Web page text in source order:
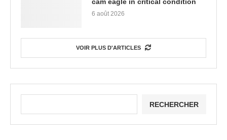
cam eagle in critical condition
6 août 2026
VOIR PLUS D'ARTICLES
RECHERCHER